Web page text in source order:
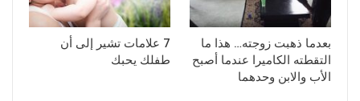
بعدما ذهبت زوجته… هذا ما
التقطته الكاميرا عندما أصبح
الأب والابن وحدهما
7 علامات تشير إلى أن
طفلك يحبك